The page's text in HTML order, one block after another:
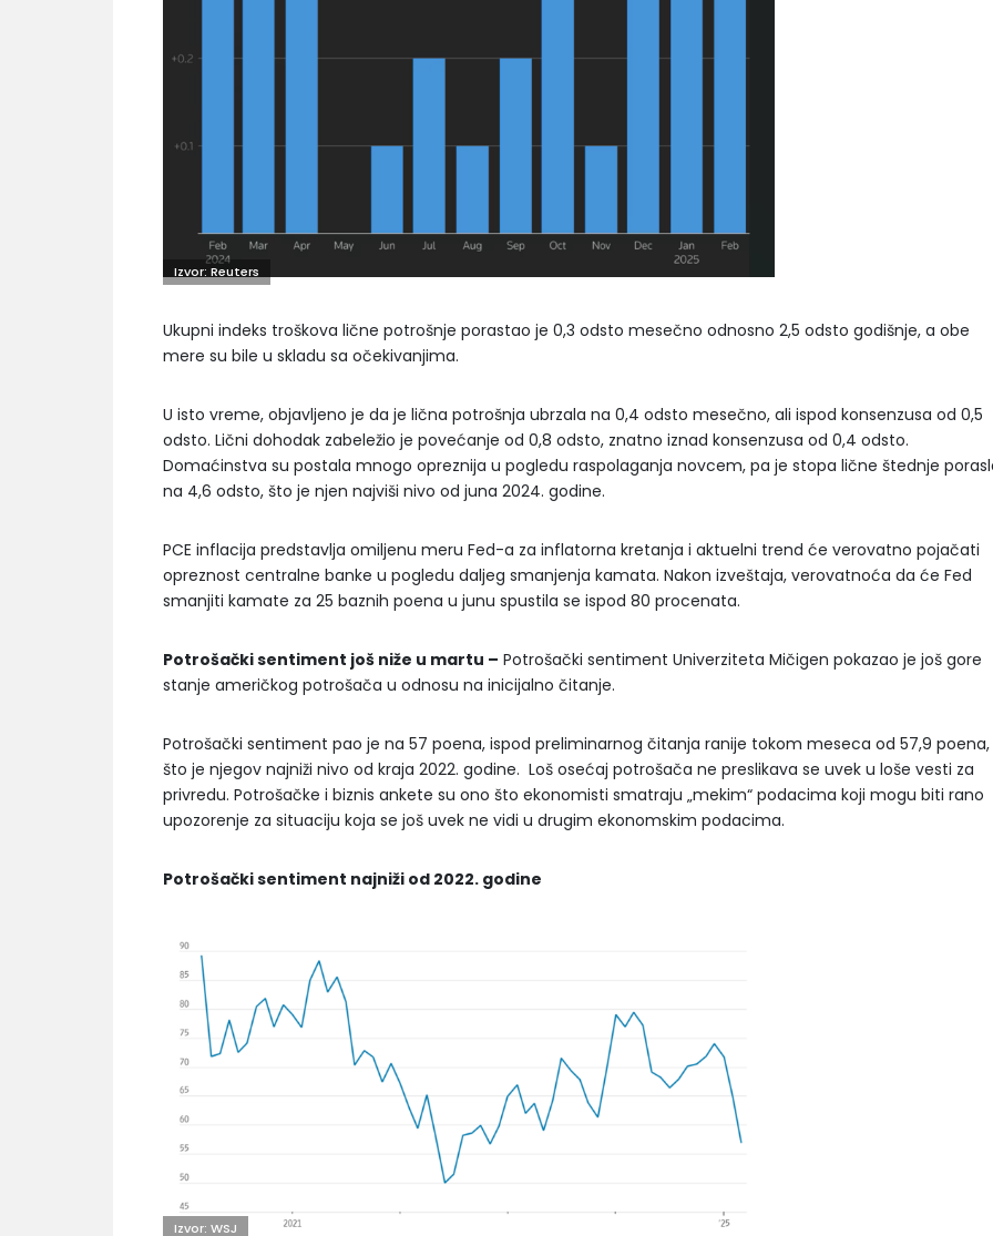
Izvor: Reuters
Ukupni indeks troškova lične potrošnje porastao je 0,3 odsto mesečno odnosno 2,5 odsto godišnje, a obe
mere su bile u skladu sa očekivanjima.
U isto vreme, objavljeno je da je lična potrošnja ubrzala na 0,4 odsto mesečno, ali ispod konsenzusa od 0,5
odsto. Lični dohodak zabeležio je povećanje od 0,8 odsto, znatno iznad konsenzusa od 0,4 odsto.
Domaćinstva su postala mnogo opreznija u pogledu raspolaganja novcem, pa je stopa lične štednje
na 4,6 odsto, što je njen najviši nivo od juna 2024. godine.
PCE inflacija predstavlja omiljenu meru Fed-a za inflatorna kretanja i aktuelni trend će verovatno pojačati
opreznost centralne banke u pogledu daljeg smanjenja kamata. Nakon izveštaja, verovatnoća da će Fed
smanjiti kamate za 25 baznih poena u junu spustila se ispod 80 procenata.
Potrošački sentiment još niže u martu – Potrošački sentiment Univerziteta Mičigen pokazao je još gore
stanje američkog potrošača u odnosu na inicijalno čitanje.
Potrošački sentiment pao je na 57 poena, ispod preliminarnog čitanja ranije tokom meseca od 57,9 poena,
što je njegov najniži nivo od kraja 2022. godine. Loš osećaj potrošača ne preslikava se uvek u loše vesti za
privredu. Potrošačke i biznis ankete su ono što ekonomisti smatraju „mekim“ podacima koji mogu biti rano
upozorenje za situaciju koja se još uvek ne vidi u drugim ekonomskim podacima.
Potrošački sentiment najniži od 2022. godine
Izvor: WSJ